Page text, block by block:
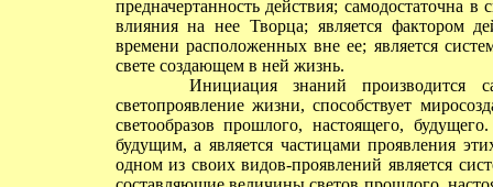
предначертанность действия; самодостаточна
влияния на нее Творца; является фактором
времени расположенных вне ее; является
свете создающем в ней жизнь.
Инициация знаний производится
светопроявление жизни, способствует
светообразов прошлого, настоящего,
будущим, а является частицами проявления
одном из своих видов-проявлений является